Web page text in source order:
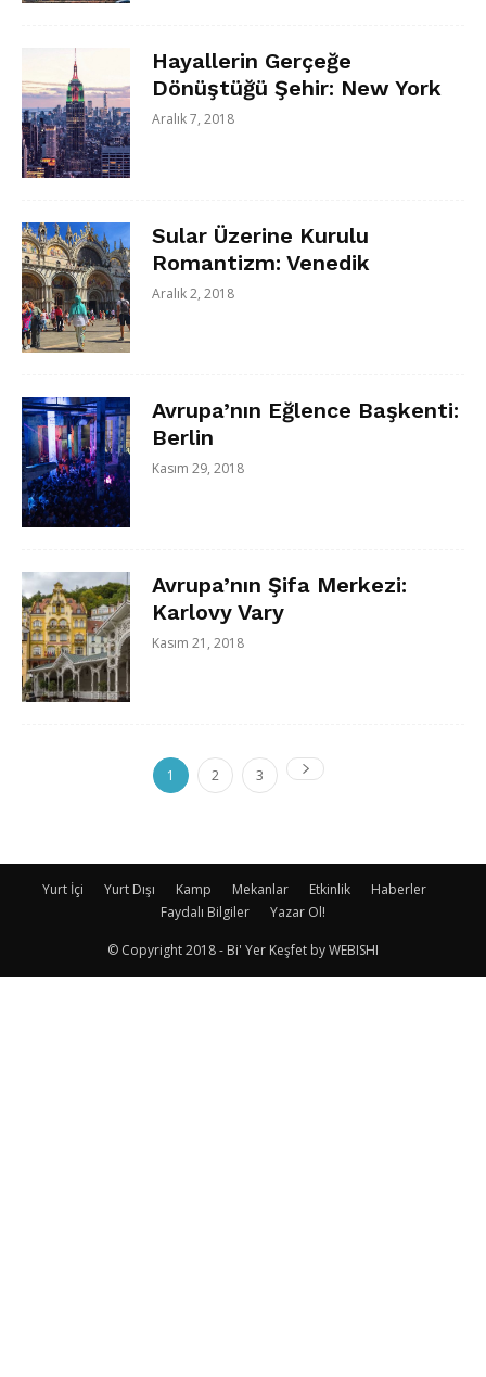
Hayallerin Gerçeğe
Dönüştüğü Şehir: New York
Aralık 7, 2018
Sular Üzerine Kurulu
Romantizm: Venedik
Aralık 2, 2018
Avrupa’nın Eğlence Başkenti:
Berlin
Kasım 29, 2018
Avrupa’nın Şifa Merkezi:
Karlovy Vary
Kasım 21, 2018
1 2 3
Yurt İçi Yurt Dışı Kamp Mekanlar Etkinlik
Haberler
Faydalı Bilgiler
Yazar Ol!
© Copyright 2018 - Bi' Yer Keşfet by WEBISHI